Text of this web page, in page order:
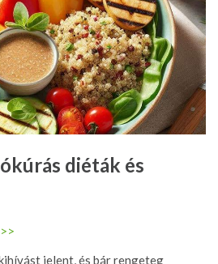
diéták és
jelent, és bár rengeteg